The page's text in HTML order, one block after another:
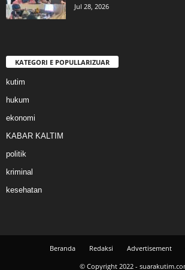
Jul 28, 2026
KATEGORI E POPULLARIZUAR
kutim
hukum
ekonomi
KABAR KALTIM
politik
kriminal
kesehatan
Beranda Redaksi Advertisement
© Copyright 2022 -